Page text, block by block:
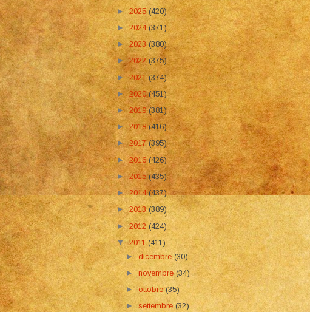
►2025(420)
►2024 (371)
►2023(380)
►2022 (375)
►2021(374)
►2020(451)
►2019(381)
►2018(416)
►2017(395)
►2016(426)
►2015(435)
►2014(437)
►2013(389)
►2012(424)
▼2011(411)
►dicembre(30)
►novembre(34)
►ottobre(35)
►settembre(32)